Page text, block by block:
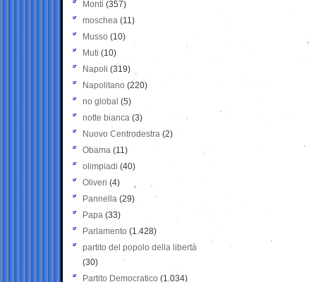
Monti (357)
moschea (11)
Musso (10)
Muti (10)
Napoli (319)
Napolitano (220)
no global (5)
notte bianca (3)
Nuovo Centrodestra (2)
Obama (11)
olimpiadi (40)
Oliveri (4)
Pannella (29)
Papa (33)
Parlamento (1.428)
partito del popolo della libertà
(30)
Partito Democratico (1.034)